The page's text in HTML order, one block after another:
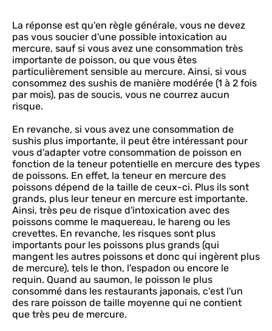
La réponse est qu'en règle générale, vous ne devez
pas vous soucier d'une possible intoxication au
mercure, sauf si vous avez une consommation très
importante de poisson, ou que vous êtes
particulièrement sensible au mercure. Ainsi, si vous
consommez des sushis de manière modérée (1 à 2 fois
par mois), pas de soucis, vous ne courrez aucun
risque.
En revanche, si vous avez une consommation de
sushis plus importante, il peut être intéressant pour
vous d'adapter votre consommation de poisson en
fonction de la teneur potentielle en mercure des types
de poissons. En effet, la teneur en mercure des
poissons dépend de la taille de ceux-ci. Plus ils sont
grands, plus leur teneur en mercure est importante.
Ainsi, très peu de risque d'intoxication avec des
poissons comme le maquereau, le hareng ou les
crevettes. En revanche, les risques sont plus
importants pour les poissons plus grands (qui
mangent les autres poissons et donc qui ingèrent plus
de mercure), tels le thon, l'espadon ou encore le
requin. Quand au saumon, le poisson le plus
consommé dans les restaurants japonais, c'est l'un
des rare poisson de taille moyenne qui ne contient
que très peu de mercure.